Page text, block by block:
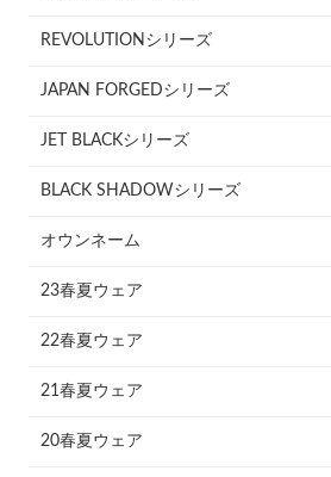
REVOLUTIONシリーズ
JAPAN FORGEDシリーズ
JET BLACKシリーズ
BLACK SHADOWシリーズ
オウンネーム
23春夏ウェア
22春夏ウェア
21春夏ウェア
20春夏ウェア